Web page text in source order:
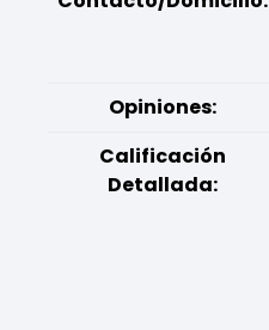
Opiniones:
Calificación
Detallada: